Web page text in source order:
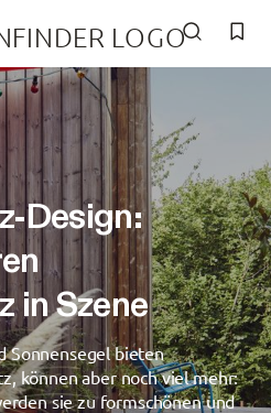
0800 - 1122010
Design:
in Szene
Sonnensegel bieten
können aber noch viel mehr:
sie zu formschönen und